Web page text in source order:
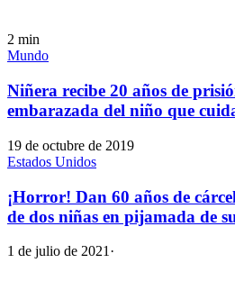
2 min
Mundo
Niñera recibe 20 años de
embarazada del niño que
19 de octubre de 2019
Estados Unidos
¡Horror! Dan 60 años de
de dos niñas en pijamada de
1 de julio de 2021 ·